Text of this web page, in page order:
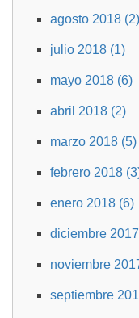
agosto 2018 (2)
julio 2018 (1)
mayo 2018 (6)
abril 2018 (2)
marzo 2018 (5)
febrero 2018
enero 2018 (6)
diciembre
noviembre
septiembre